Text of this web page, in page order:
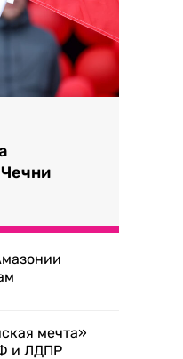
мечта»
и ЛДПР